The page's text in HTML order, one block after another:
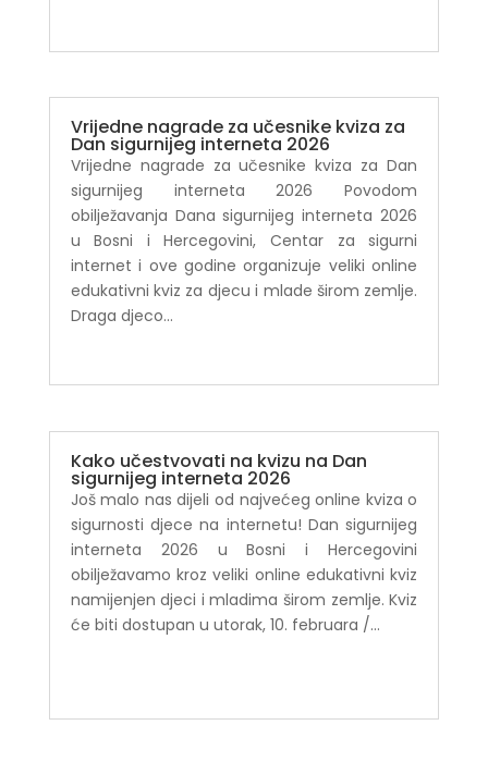
Vrijedne nagrade za učesnike kviza za
Dan sigurnijeg interneta 2026
Vrijedne nagrade za učesnike kviza za Dan
sigurnijeg interneta 2026 Povodom
obilježavanja Dana sigurnijeg interneta 2026
u Bosni i Hercegovini, Centar za sigurni
internet i ove godine organizuje veliki online
edukativni kviz za djecu i mlade širom zemlje.
Draga djeco...
Kako učestvovati na kvizu na Dan
sigurnijeg interneta 2026
Još malo nas dijeli od najvećeg online kviza o
sigurnosti djece na internetu! Dan sigurnijeg
interneta 2026 u Bosni i Hercegovini
obilježavamo kroz veliki online edukativni kviz
namijenjen djeci i mladima širom zemlje. Kviz
će biti dostupan u utorak, 10. februara /...